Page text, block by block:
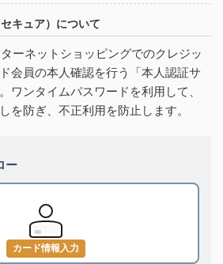
キュア）について
ーネットショッピングでのクレジッ
会員の本人確認を行う「本人認証サ
ワンタイムパスワードを利用して、
を防ぎ、不正利用を防止します。
ー
カード情報入力